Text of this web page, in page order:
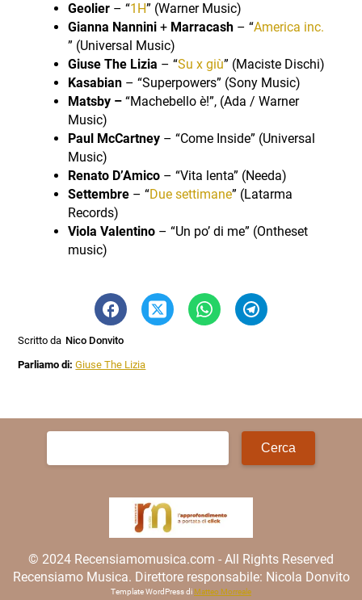
Geolier– “1H” (Warner Music)
Gianna Nannini+ Marracash– “America inc.
” (Universal Music)
Giuse The Lizia – “Su x giù” (Maciste Dischi)
Kasabian– “Superpowers” (Sony Music)
Matsby –“Machebello è!”, (Ada / Warner
Music)
Paul McCartney– “Come Inside” (Universal
Music)
Renato D’Amico– “Vita lenta” (Needa)
Settembre– “Due settimane” (Latarma
Records)
Viola Valentino – “Un po’ di me” (Ontheset
music)
Scritto da Nico Donvito
Parliamo di:Giuse The Lizia
Ricerca
© 2024 Recensiamomusica.com - All Rights Reserved
Recensiamo Musica. Direttore responsabile: Nicola Donvito
Template WordPress di Matteo Morreale